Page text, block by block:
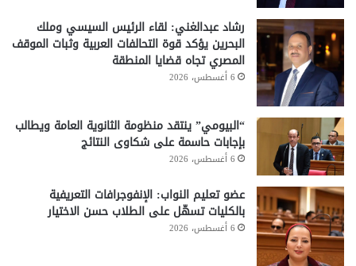
رشاد عبدالغني: لقاء الرئيس السيسي وملك
البحرين يؤكد قوة التحالفات العربية وثبات الموقف
المصري تجاه قضايا المنطقة
6 أغسطس، 2026
“البيومي” ينتقد منظومة الثانوية العامة ويطالب
بإجابات حاسمة على شكاوى النتائج
6 أغسطس، 2026
عضو تعليم النواب: الإنفوجرافات التعريفية
بالكليات تسهّل على الطلاب حسن الاختيار
6 أغسطس، 2026